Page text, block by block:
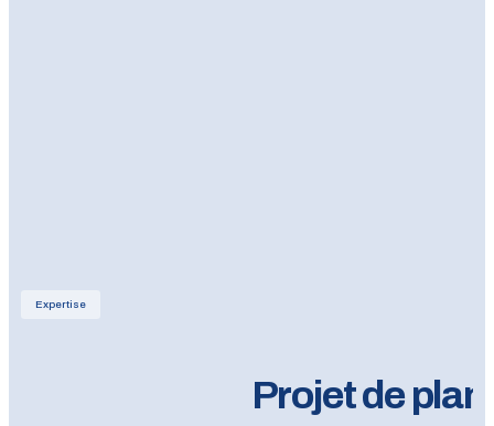
Expertise
Projet de